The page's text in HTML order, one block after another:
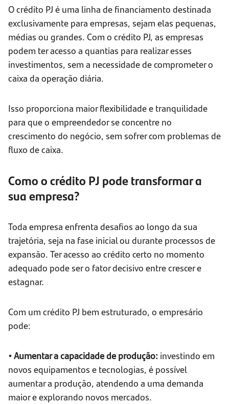
O crédito PJ é uma linha de financiamento destinada
exclusivamente para empresas, sejam elas pequenas,
médias ou grandes. Com o crédito PJ, as empresas
podem ter acesso a quantias para realizar esses
investimentos, sem a necessidade de comprometer o
caixa da operação diária.
Isso proporciona maior flexibilidade e tranquilidade
para que o empreendedor se concentre no
crescimento do negócio, sem sofrer com problemas de
fluxo de caixa.
Como o crédito PJ pode transformar a
sua empresa?
Toda empresa enfrenta desafios ao longo da sua
trajetória, seja na fase inicial ou durante processos de
expansão. Ter acesso ao crédito certo no momento
adequado pode ser o fator decisivo entre crescer e
estagnar.
Com um crédito PJ bem estruturado, o empresário
pode:
• Aumentar a capacidade de produção: investindo em
novos equipamentos e tecnologias, é possível
aumentar a produção, atendendo a uma demanda
maior e explorando novos mercados.